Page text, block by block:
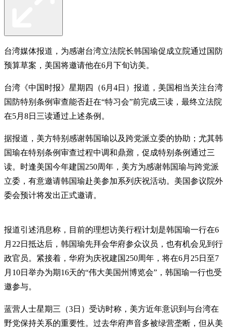
台湾媒体报道，为感谢台湾立法院长韩国瑜促成立院通过国防
预算草案，美国将邀请他在6月下旬访美。
台湾《中国时报》星期四（6月4日）报道，美国相当关注台湾
国防特别条例审查能否赶在“特习会”前完成三读，最终立法院
在5月8日三读通过上述条例。
据报道，美方特别感谢韩国瑜以及跨党派立委的协助；尤其韩
国瑜在特别条例审查过程中调和鼎鼐，促成特别条例通过三
读。时逢美国今年建国250周年，美方为感谢韩国瑜与跨党派
立委，有意邀请韩国瑜赴美参加系列庆祝活动。美国参议院外
委会预计将发出正式邀请。
报道引述消息称，目前的理想访美行程计划是韩国瑜一行在6
月22日抵达后，韩国瑜先拜会华府参众议员，也有机会见到行
政官员。紧接着，华府为庆祝建国250周年，将在6月25日至7
月10日举办为期16天的“伟大美国州博览会”，韩国瑜一行也受
邀参与。
蓝营人士星期三（3日）受访时称，美方近年意识到与台湾在
野党保持关系的重要性。过去华府声音多被绿营垄断，但从美